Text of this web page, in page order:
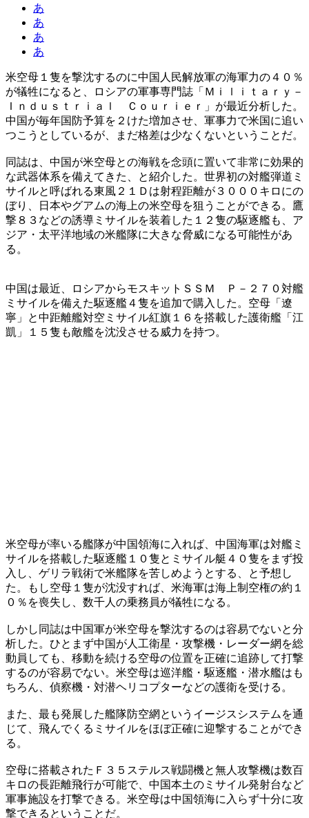
あ
あ
あ
あ
米空母１隻を撃沈するのに中国人民解放軍の海軍力の４０％
が犠牲になると、ロシアの軍事専門誌「Ｍｉｌｉｔａｒｙ－
Ｉｎｄｕｓｔｒｉａｌ Ｃｏｕｒｉｅｒ」が最近分析した。
中国が毎年国防予算を２けた増加させ、軍事力で米国に追い
つこうとしているが、まだ格差は少なくないということだ。
同誌は、中国が米空母との海戦を念頭に置いて非常に効果的
な武器体系を備えてきた、と紹介した。世界初の対艦弾道ミ
サイルと呼ばれる東風２１Ｄは射程距離が３０００キロにの
ぼり、日本やグアムの海上の米空母を狙うことができる。鷹
撃８３などの誘導ミサイルを装着した１２隻の駆逐艦も、ア
ジア・太平洋地域の米艦隊に大きな脅威になる可能性があ
る。
中国は最近、ロシアからモスキットＳＳＭ Ｐ－２７０対艦
ミサイルを備えた駆逐艦４隻を追加で購入した。空母「遼
寧」と中距離艦対空ミサイル紅旗１６を搭載した護衛艦「江
凱」１５隻も敵艦を沈没させる威力を持つ。
米空母が率いる艦隊が中国領海に入れば、中国海軍は対艦ミ
サイルを搭載した駆逐艦１０隻とミサイル艇４０隻をまず投
入し、ゲリラ戦術で米艦隊を苦しめようとする、と予想し
た。もし空母１隻が沈没すれば、米海軍は海上制空権の約１
０％を喪失し、数千人の乗務員が犠牲になる。
しかし同誌は中国軍が米空母を撃沈するのは容易でないと分
析した。ひとまず中国が人工衛星・攻撃機・レーダー網を総
動員しても、移動を続ける空母の位置を正確に追跡して打撃
するのが容易でない。米空母は巡洋艦・駆逐艦・潜水艦はも
ちろん、偵察機・対潜ヘリコプターなどの護衛を受ける。
また、最も発展した艦隊防空網というイージスシステムを通
じて、飛んでくるミサイルをほぼ正確に迎撃することができ
る。
空母に搭載されたＦ３５ステルス戦闘機と無人攻撃機は数百
キロの長距離飛行が可能で、中国本土のミサイル発射台など
軍事施設を打撃できる。米空母は中国領海に入らず十分に攻
撃できるということだ。